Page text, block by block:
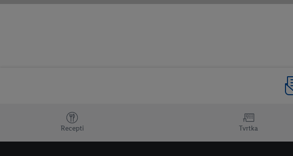
Recepti Tvrtka